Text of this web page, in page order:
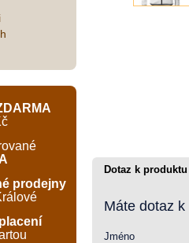
prodejny
Dotaz k produktu
Máte dotaz
Jméno